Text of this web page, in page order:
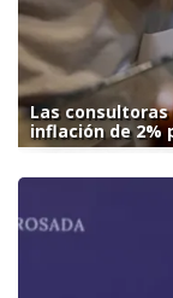
Las consultoras
inflación de 2%